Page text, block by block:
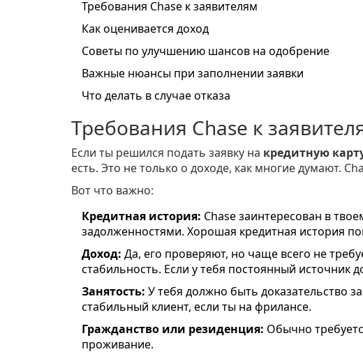
Требования Chase к заявителям
Как оценивается доход
Советы по улучшению шансов на одобрение
Важные нюансы при заполнении заявки
Что делать в случае отказа
Требования Chase к
Если ты решился подать заявку на кредитную
есть. Это не только о доходе, как многие думают.
Вот что важно:
Кредитная история: Chase заинтересован в
задолженностями. Хорошая кредитная история
Доход: Да, его проверяют, но чаще всего не
стабильность. Если у тебя постоянный источник
Занятость: У тебя должно быть доказательство
стабильный клиент, если ты на фрилансе.
Гражданство или резиденция: Обычно
проживание.